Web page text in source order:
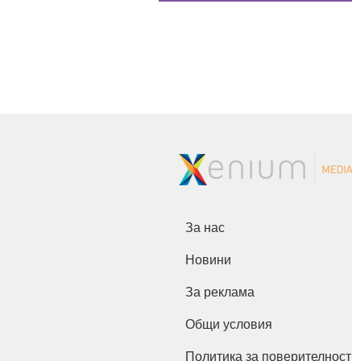
За нас
Новини
За реклама
Общи условия
Политика за поверителност